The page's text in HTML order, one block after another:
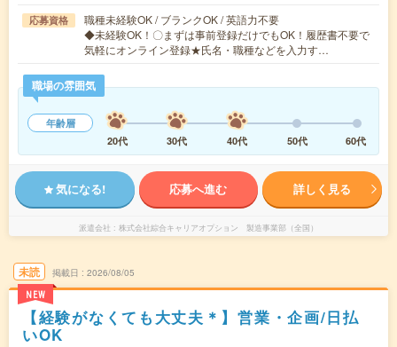
応募資格
職種未経験OK / ブランクOK / 英語力不要
◆未経験OK！〇まずは事前登録だけでもOK！履歴書不要で
気軽にオンライン登録★氏名・職種などを入力す…
職場の雰囲気
年齢層
20代
30代 40代 50代 60代
気になる! 応募へ進む 詳しく見る
派遣会社 株式会社綜合キャリアオプション 製造事業部（全国）
未読
NEW
掲載日 2026/08/05
【経験がなくても大丈夫＊】営業・企画/日払
いOK